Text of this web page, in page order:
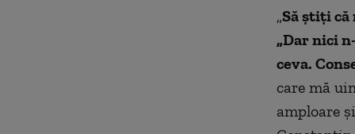
„Să știți că
„Dar nici
ceva.
care mă
amploare